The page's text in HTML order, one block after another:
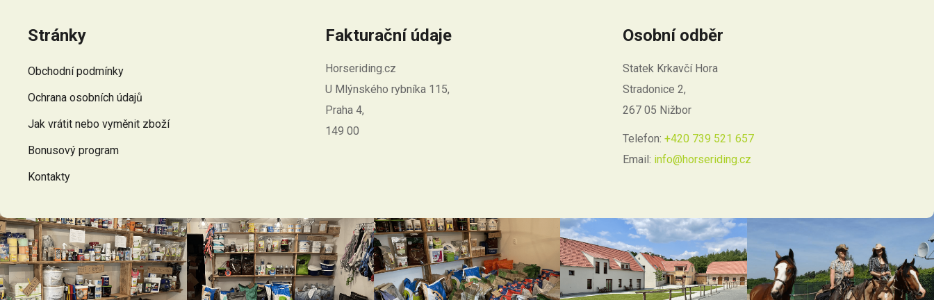
Stránky
Obchodní podmínky
Ochrana osobních údajů
Jak vrátit nebo vyměnit zboží
Bonusový program
Kontakty
Fakturační údaje
Horseriding.cz
U Mlýnského rybníka 115,
Praha 4,
149 00
Osobní odběr
Statek Krkavčí Hora
Stradonice 2,
267 05 Nižbor
Telefon: +420 739 521 657
Email: info@horseriding.cz